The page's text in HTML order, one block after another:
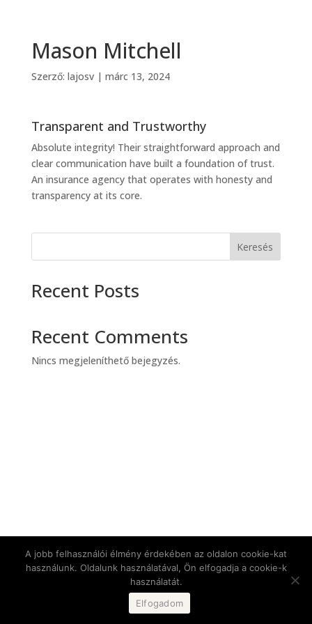
Mason Mitchell
Szerző: lajosv| márc 13, 2024
Transparent and Trustworthy
Absolute integrity! Their straightforward approach and
clear communication have built a foundation of trust.
An insurance agency that operates with honesty and
transparency at its core.
Keresés
Recent Posts
Recent Comments
Nincs megjeleníthető bejegyzés.
A jobb felhasználói élmény érdekében az oldalon cookie-kat
használunk. Oldalunk használatával, Ön elfogadja a cookie-k
használatát.
Elfogadom